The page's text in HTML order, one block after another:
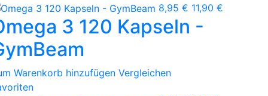
8,95 € 11,90 €
3 120 Kapseln -
Warenkorb hinzufügen Vergleichen